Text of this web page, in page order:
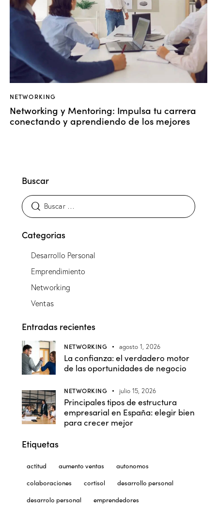
NETWORKING
Networking y Mentoring: Impulsa tu carrera
conectando y aprendiendo de los mejores
Buscar
Categorias
Desarrollo Personal
Emprendimiento
Networking
Ventas
Entradas recientes
NETWORKING agosto 1, 2026
La confianza: el verdadero motor
de las oportunidades de negocio
NETWORKING julio 15, 2026
Principales tipos de estructura
empresarial en España: elegir bien
para crecer mejor
Etiquetas
actitud aumento ventas
autonomos
colaboraciones
cortisol
desarrollo personal
desarrolo personal
emprendedores